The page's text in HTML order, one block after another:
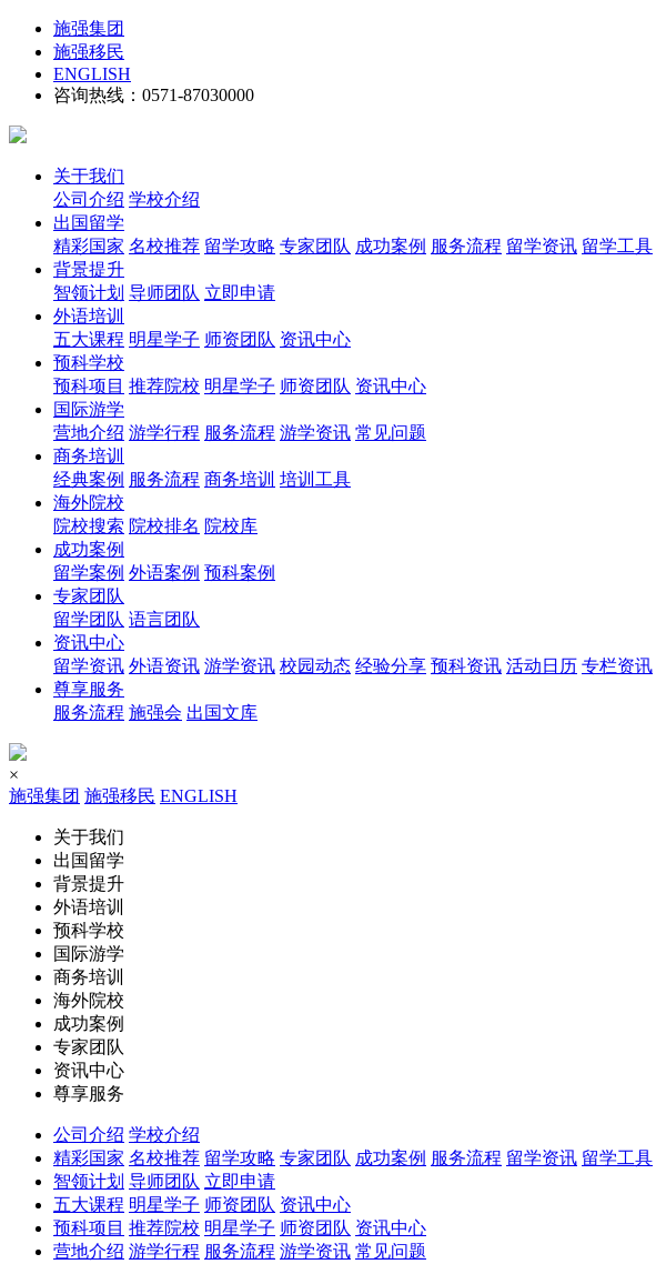
施强集团
施强移民
ENGLISH
咨询热线：0571-87030000
关于我们
公司介绍 学校介绍
出国留学
精彩国家 名校推荐 留学攻略 专家团队 成功案例 服务流程 留学资讯 留学工具
背景提升
智领计划 导师团队 立即申请
外语培训
五大课程 明星学子 师资团队 资讯中心
预科学校
预科项目 推荐院校 明星学子 师资团队 资讯中心
国际游学
营地介绍 游学行程 服务流程 游学资讯 常见问题
商务培训
经典案例 服务流程 商务培训 培训工具
海外院校
院校搜索 院校排名 院校库
成功案例
留学案例 外语案例 预科案例
专家团队
留学团队 语言团队
资讯中心
留学资讯 外语资讯 游学资讯 校园动态 经验分享 预科资讯 活动日历 专栏资讯
尊享服务
服务流程 施强会 出国文库
×
施强集团 施强移民 ENGLISH
关于我们
出国留学
背景提升
外语培训
预科学校
国际游学
商务培训
海外院校
成功案例
专家团队
资讯中心
尊享服务
公司介绍 学校介绍
精彩国家 名校推荐 留学攻略 专家团队 成功案例 服务流程 留学资讯 留学工具
智领计划 导师团队 立即申请
五大课程 明星学子 师资团队 资讯中心
预科项目 推荐院校 明星学子 师资团队 资讯中心
营地介绍 游学行程 服务流程 游学资讯 常见问题